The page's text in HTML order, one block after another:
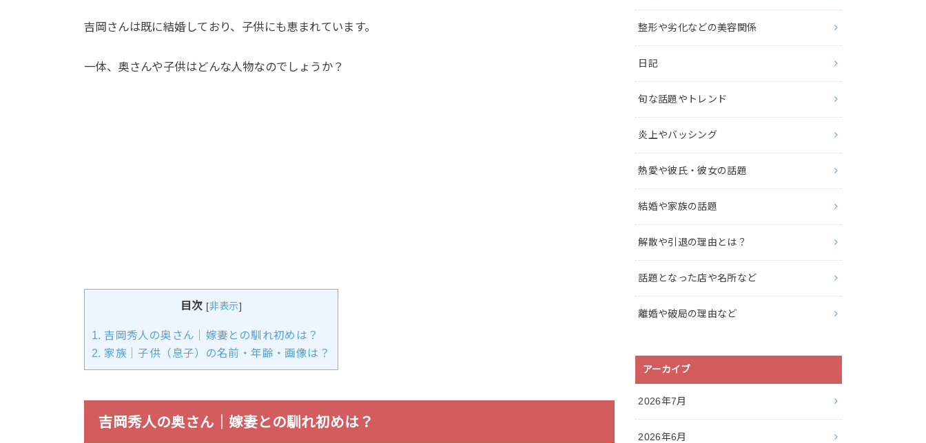
吉岡さんは既に結婚しており、子供にも恵まれています。
一体、奥さんや子供はどんな人物なのでしょうか？
目次 [非表示]
1. 吉岡秀人の奥さん｜嫁妻との馴れ初めは？
2. 家族｜子供（息子）の名前・年齢・画像は？
吉岡秀人の奥さん｜嫁妻との馴れ初めは？
整形や劣化などの美容関係
日記
旬な話題やトレンド
炎上やバッシング
熱愛や彼氏・彼女の話題
結婚や家族の話題
解散や引退の理由とは？
話題となった店や名所など
離婚や破局の理由など
アーカイブ
2026年7月
2026年6月